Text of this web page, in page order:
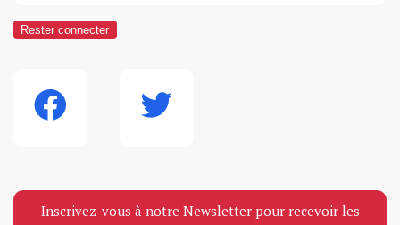
Rester connecter
Inscrivez-vous à notre Newsletter pour recevoir les